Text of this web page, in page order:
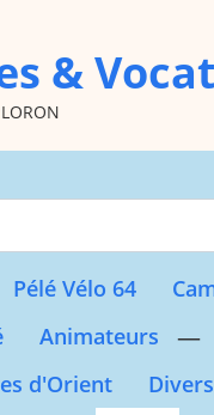
&
Pélé Vélo 64
Animateurs —
d'Orient Divers